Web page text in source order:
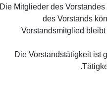
(3) Die Mitglieder des
des Vorstands
Vorstandsmitglied
(4) Die Vorstandstätigkeit